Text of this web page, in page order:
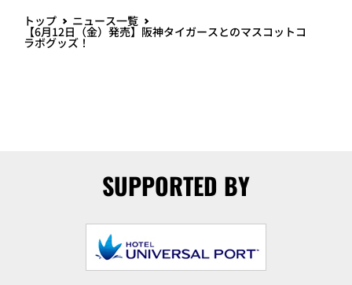
トップ ニュース一覧
【6月12日（金）発売】阪神タイガースとのマスコットコ
ラボグッズ！
SUPPORTED BY